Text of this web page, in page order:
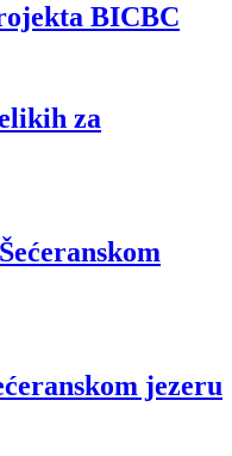
BICBC
za
jezeru